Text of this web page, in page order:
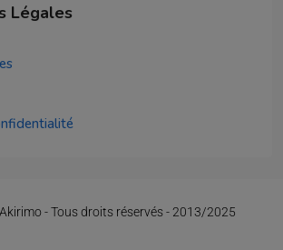
Légales
- Tous droits réservés - 2013/2025